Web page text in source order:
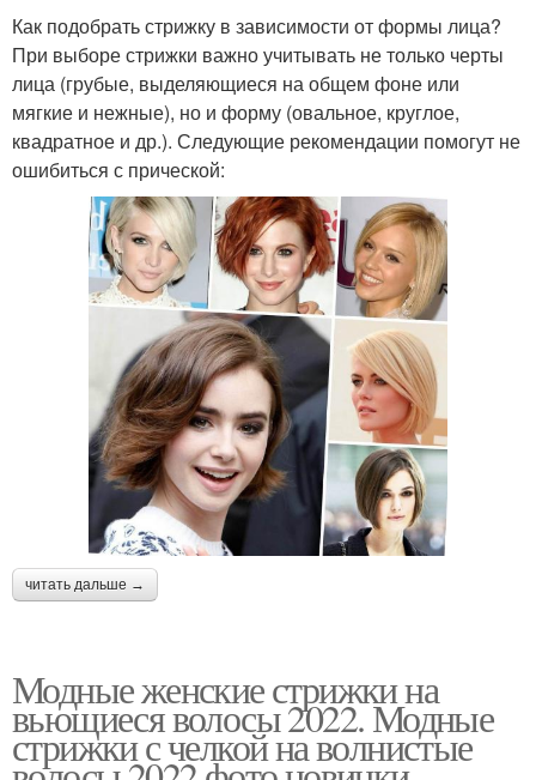
Как подобрать стрижку в зависимости от формы лица?
При выборе стрижки важно учитывать не только черты
лица (грубые, выделяющиеся на общем фоне или
мягкие и нежные), но и форму (овальное, круглое,
квадратное и др.). Следующие рекомендации помогут не
ошибиться с прической:
читать дальше →
Модные женские стрижки на
вьющиеся волосы 2022. Модные
стрижки с челкой на волнистые